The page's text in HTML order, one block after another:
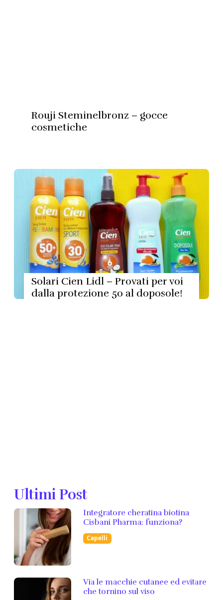
Rouji Steminelbronz – gocce
cosmetiche
Solari Cien Lidl – Provati per voi
dalla protezione 50 al doposole!
Ultimi Post
Integratore cheratina biotina
Cisbani Pharma: funziona?
Capelli
Via le macchie cutanee ed evitare
che tornino sul viso